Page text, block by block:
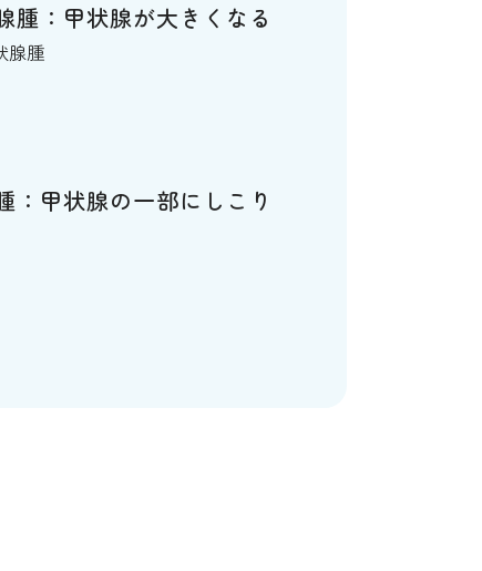
腫：甲状腺が大きくなる
腺腫
：甲状腺の一部にしこり